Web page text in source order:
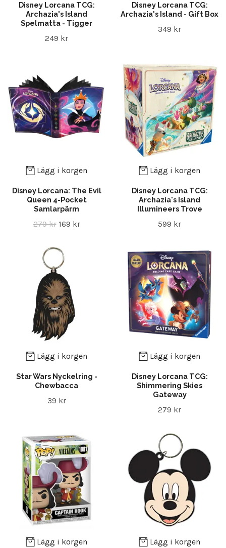
Disney Lorcana TCG:
Archazia's Island
Spelmatta - Tigger
249 kr
Disney Lorcana TCG:
Archazia's Island - Gift Box
349 kr
Lägg i korgen
Disney Lorcana: The Evil
Queen 4-Pocket
Samlarpärm
279 kr 169 kr
Lägg i korgen
Disney Lorcana TCG:
Archazia's Island
Illumineers Trove
599 kr
Lägg i korgen
Star Wars Nyckelring -
Chewbacca
39 kr
Lägg i korgen
Disney Lorcana TCG:
Shimmering Skies
Gateway
279 kr
Lägg i korgen Lägg i korgen